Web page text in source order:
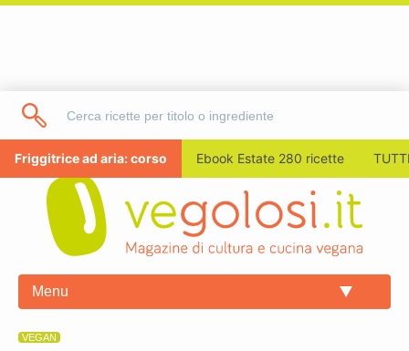
Friggitrice ad aria: corso Ebook Estate 280 ricette
Menu
VEGAN